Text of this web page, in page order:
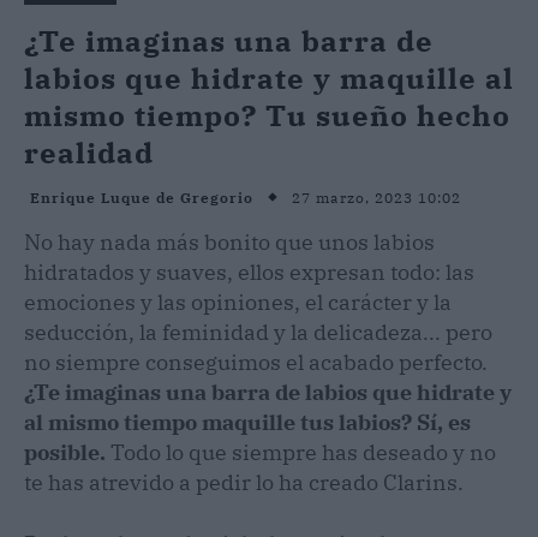
¿Te imaginas una barra de
labios que hidrate y maquille al
mismo tiempo? Tu sueño hecho
realidad
Enrique Luque de Gregorio 27 marzo, 2023 10:02
No hay nada más bonito que unos labios
hidratados y suaves, ellos expresan todo: las
emociones y las opiniones, el carácter y la
seducción, la feminidad y la delicadeza... pero
no siempre conseguimos el acabado perfecto.
¿Te imaginas una barra de labios que hidrate y
al mismo tiempo maquille tus labios? Sí, es
posible. Todo lo que siempre has deseado y no
te has atrevido a pedir lo ha creado Clarins.